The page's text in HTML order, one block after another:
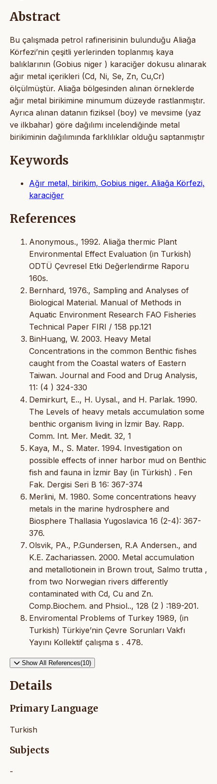
Abstract
Bu çalışmada petrol rafinerisinin bulunduğu Aliağa
Körfezi’nin çeşitli yerlerinden toplanmış kaya
balıklarının (Gobius niger ) karaciğer dokusu alınarak
ağır metal içerikleri (Cd, Ni, Se, Zn, Cu,Cr)
ölçülmüştür. Aliağa bölgesinden alınan örneklerde
ağır metal birikimine minumum düzeyde rastlanmıştır.
Ayrıca alınan datanın fiziksel (boy) ve mevsime (yaz
ve ilkbahar) göre dağılımı incelendiğinde metal
birikiminin dağılımında farklılıklar olduğu saptanmıştır
Keywords
Ağır metal, birikim, Gobius niger. Aliağa Körfezi,
karaciğer
References
Anonymous., 1992. Aliağa thermic Plant
Environmental Effect Evaluation (in Turkish)
ODTÜ Çevresel Etki Değerlendirme Raporu
160s.
Bernhard, 1976., Sampling and Analyses of
Biological Material. Manual of Methods in
Aquatic Environment Research FAO Fisheries
Technical Paper FIRI / 158 pp.121
BinHuang, W. 2003. Heavy Metal
Concentrations in the common Benthic fishes
caught from the Coastal waters of Eastern
Taiwan. Journal and Food and Drug Analysis,
11: (4 ) 324-330
Demirkurt, E.., H. Uysal., and H. Parlak. 1990.
The Levels of heavy metals accumulation some
benthic organism living in İzmir Bay. Rapp.
Comm. Int. Mer. Medit. 32, 1
Kaya, M., S. Mater. 1994. Investigation on
possible effects of inner harbor mud on Benthic
fish and fauna in İzmir Bay (in Türkish) . Fen
Fak. Dergisi Seri B 16: 367-374
Merlini, M. 1980. Some concentrations heavy
metals in the marine hydrosphere and
Biosphere Thallasia Yugoslavica 16 (2-4): 367-
376.
Olsvik, PA., P.Gundersen, R.A Andersen., and
K.E. Zachariassen. 2000. Metal accumulation
and metallotionein in Brown trout, Salmo trutta ,
from two Norwegian rivers differently
contaminated with Cd, Cu and Zn.
Comp.Biochem. and Phsiol.., 128 (2 ) :189-201.
Enviromental Problems of Turkey 1989, (in
Turkish) Türkiye’nin Çevre Sorunları Vakfı
Yayını Kollektif çalışma s . 478.
Show All References(10)
Details
Primary Language
Turkish
Subjects
-